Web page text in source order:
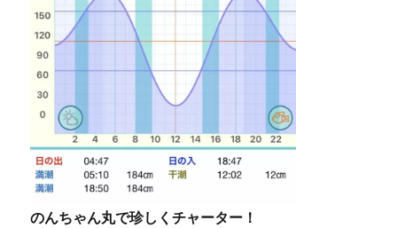
のんちゃん丸で珍しくチャーター！